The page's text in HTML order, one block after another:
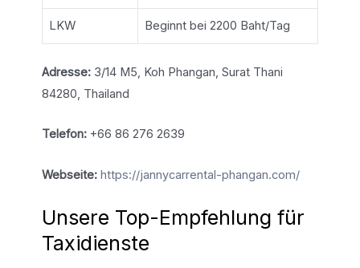
LKW Beginnt bei 2200 Baht/Tag
Adresse:3/14 M5, Koh Phangan, Surat Thani
84280, Thailand
Telefon:+66 86 276 2639
Webseite: https://jannycarrental-phangan.com/
Unsere Top-Empfehlung für
Taxidienste